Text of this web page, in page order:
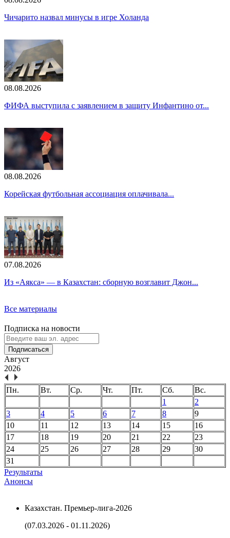
Чичарито назвал минусы в игре Холанда
08.08.2026
ФИФА выступила с заявлением в защиту Инфантино от...
08.08.2026
Корейская футбольная ассоциация оплачивала...
07.08.2026
Из «Аякса» — в Казахстан: сборную возглавит Джон...
Все материалы
Подписка на новости
Подписаться
Август
2026
Пн. Вт. Ср. Чт. Пт. Сб.
Вс.
1
2
3
4 5 6 7 8
9
10
11 12 13 14 15
16
17
18 19 20 21 22
23
24
25 26 27 28 29
30
31
Результаты
Анонсы
Казахстан. Премьер-лига-2026
(07.03.2026 - 01.11.2026)